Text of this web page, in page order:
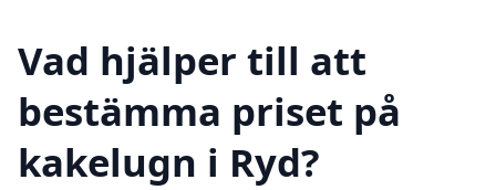
Vad hjälper till att
bestämma priset på
kakelugn i Ryd?